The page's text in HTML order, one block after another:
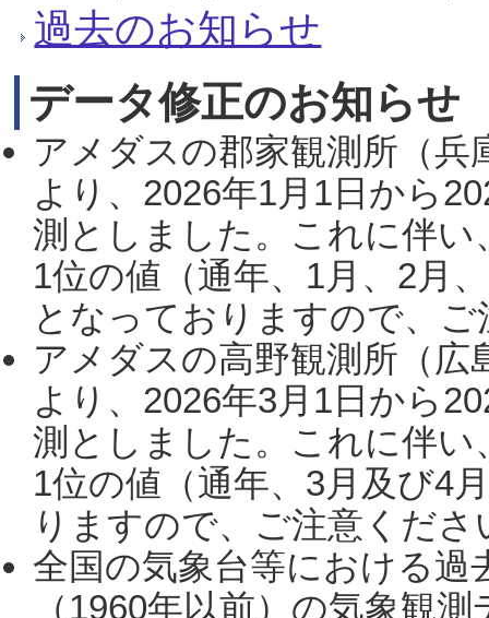
過去のお知らせ
データ修正のお知らせ
アメダスの郡家観測所（
より、2026年1月1日から
測としました。これに伴い
1位の値（通年、1月、2月
となっておりますので、
アメダスの高野観測所（
より、2026年3月1日から
測としました。これに伴い
1位の値（通年、3月及び4
りますので、ご注意くだ
全国の気象台等における過
（1960年以前）の気象観